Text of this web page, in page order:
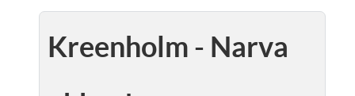
Kreenholm - Narva